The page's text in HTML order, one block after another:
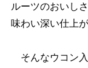
ルーツのおいし
味わい深い仕上
そんなウコン入